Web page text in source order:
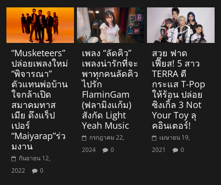
“Musketeers”
ปล่อยเพลงใหม่
“พิจารณา”
ตัวแทนพ่อบ้าน
ใจกล้าเปิด
สมาคมทาส
เมีย ดึงแร็ป
เปอร์
“Maiyarap”ร่ว
มงาน
กันยายน 12,
2022
0
เพลง “ลัดคิว”
เพลงน่ารักที่จะ
พาทุกคนลัดคิว
ไปรัก
FlaminGam
(ฟลามิงแก้ม)
สังกัด Light
Yeah Music
กรกฎาคม 22,
2024
0
สวย ฟาด
เฟี๊ยส! 5 สาว
TERRA ตี
กระแส T-Pop
ให้ร้อน ปล่อย
ซิงเกิ้ล 3 Not
Your Toy ลุ
คอินเตอร์!
เมษายน 19,
2021
0